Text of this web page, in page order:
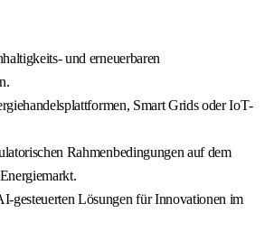
und erneuerbaren
Smart Grids oder IoT-
Rahmenbedingungen auf dem
gesteuerten Lösungen für Innovationen im